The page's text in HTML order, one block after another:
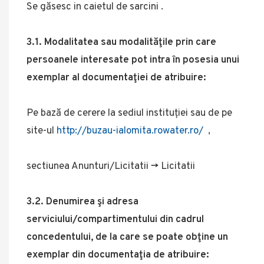
Se găsesc in caietul de sarcini .
3.1. Modalitatea sau modalităţile prin care
persoanele interesate pot intra în posesia unui
exemplar al documentaţiei de atribuire:
Pe bază de cerere la sediul instituției sau de pe
site-ul http://buzau-ialomita.rowater.ro/ ,
sectiunea Anunturi/Licitatii -> Licitatii
3.2. Denumirea şi adresa
serviciului/compartimentului din cadrul
concedentului, de la care se poate obţine un
exemplar din documentaţia de atribuire: